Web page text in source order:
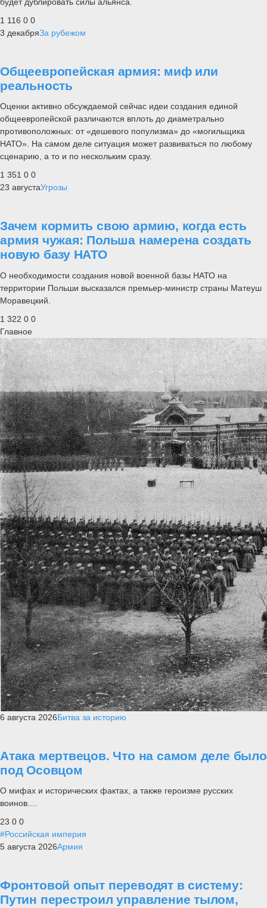
1 116 0 0
3 декабряЗа рубежом
Общеевропейская армия: миф или
реальность
Оценки активно обсуждаемой сейчас идеи создания единой
общеевропейской различаются вплоть до диаметрально
противоположных: от «дешевого популизма» до «могильщика
НАТО». На самом деле ситуация может развиваться по любому
сценарию, а то и по нескольким сразу.
1 351 0 0
23 августаУгрозы
Зачем кормить свою армию, когда есть
армия чужая: Польша намерена создать
новую базу НАТО
О необходимости создания новой военной базы НАТО на
территории Польши высказался премьер-министр страны Матеуш
Моравецкий.
1 322 0 0
Главное
6 августа 2026Битва за историю
Атака мертвецов. Что на самом деле было
под Осовцом
О мифах и исторических фактах, а также героизме русских
воинов....
23 0 0
#Российская империя
5 августа 2026Армия
Фронтовой опыт переводят в систему:
Путин перестроил управление тылом,